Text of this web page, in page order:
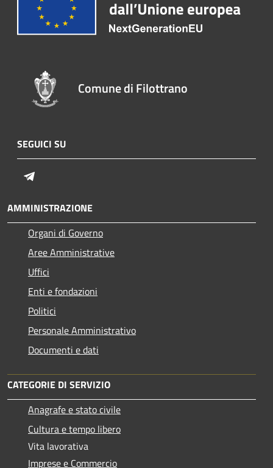
Comune di Filottrano
SEGUICI SU
AMMINISTRAZIONE
Organi di Governo
Aree Amministrative
Uffici
Enti e fondazioni
Politici
Personale Amministrativo
Documenti e dati
CATEGORIE DI SERVIZIO
Anagrafe e stato civile
Cultura e tempo libero
Vita lavorativa
Imprese e Commercio